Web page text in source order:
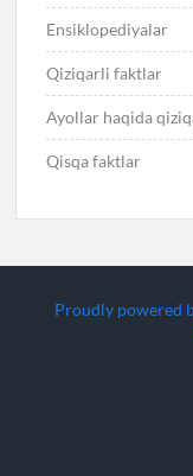
Ensiklopediyalar
Qiziqarli faktlar
Ayollar haqida
Qisqa faktlar
Proudly powered